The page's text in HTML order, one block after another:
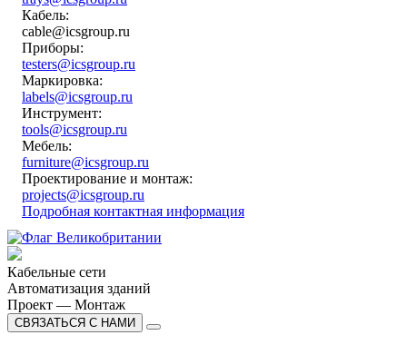
Кабель:
cable@icsgroup.ru
Приборы:
testers@icsgroup.ru
Маркировка:
labels@icsgroup.ru
Инструмент:
tools@icsgroup.ru
Мебель:
furniture@icsgroup.ru
Проектирование и монтаж:
projects@icsgroup.ru
Подробная контактная информация
Кабельные сети
Автоматизация зданий
Проект — Монтаж
СВЯЗАТЬСЯ С НАМИ